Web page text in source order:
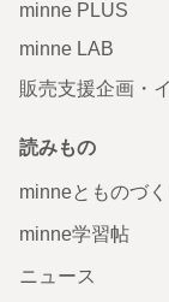
minne PLUS
minne LAB
販売支援企画・
読みもの
minneとものづく
minne学習帖
ニュース